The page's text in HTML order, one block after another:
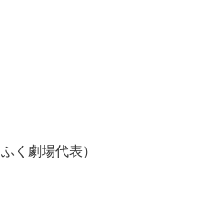
く劇場代表）